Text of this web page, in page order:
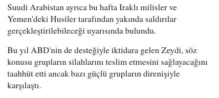
Suudi Arabistan ayrıca bu hafta Iraklı milisler ve
Yemen'deki Husiler tarafından yakında saldırılar
gerçekleştirilebileceği uyarısında bulundu.
Bu yıl ABD'nin de desteğiyle iktidara gelen Zeydi, söz
konusu grupların silahlarını teslim etmesini sağlayacağını
taahhüt etti ancak bazı güçlü grupların direnişiyle
karşılaştı.